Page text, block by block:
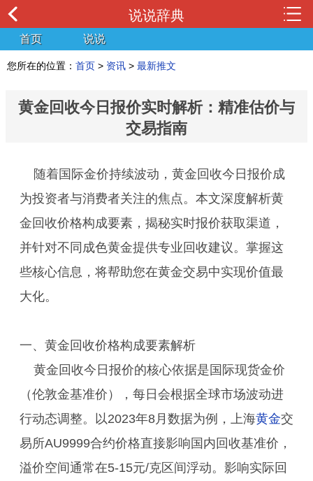
说说辞典
首页 说说
您所在的位置： 首页 > 资讯 > 最新推文
黄金回收今日报价实时解析：精准估价与
交易指南
随着国际金价持续波动，黄金回收今日报价成
为投资者与消费者关注的焦点。本文深度解析黄
金回收价格构成要素，揭秘实时报价获取渠道，
并针对不同成色黄金提供专业回收建议。掌握这
些核心信息，将帮助您在黄金交易中实现价值最
大化。
一、黄金回收价格构成要素解析
黄金回收今日报价的核心依据是国际现货金价
（伦敦金基准价），每日会根据全球市场波动进
行动态调整。以2023年8月数据为例，上海黄金交
易所AU9999合约价格直接影响国内回收基准价，
溢价空间通常在5-15元/克区间浮动。影响实际回